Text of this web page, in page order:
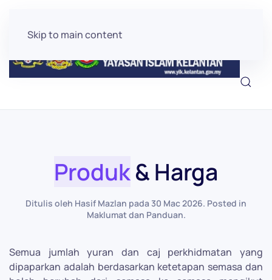
Skip to main content
Produk& Harga
Ditulis oleh Hasif Mazlan pada 30 Mac 2026. Posted in
Maklumat dan Panduan.
Semua jumlah yuran dan caj perkhidmatan yang
dipaparkan adalah berdasarkan ketetapan semasa dan